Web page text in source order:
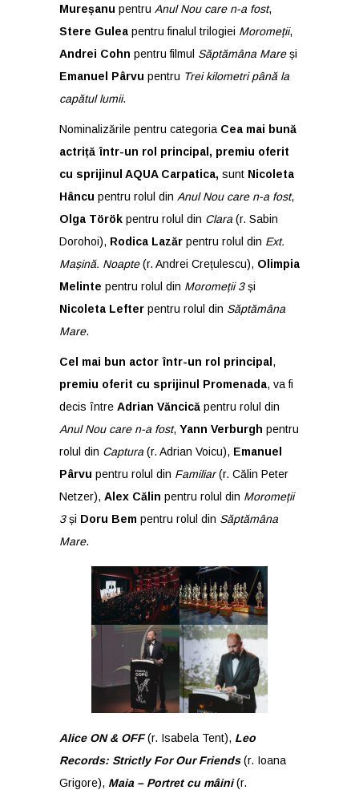
Mureșanu pentru Anul Nou care n-a fost,
Stere Gulea pentru finalul trilogiei Moromeții,
Andrei Cohn pentru filmul Săptămâna Mareși
Emanuel Pârvu pentru Trei kilometri până la
capătul lumii.
Nominalizările pentru categoria Cea mai bună
actriță într-un rol principal, premiu oferit
cu sprijinul AQUA Carpatica, sunt Nicoleta
Hâncu pentru rolul din Anul Nou care n-a fost,
Olga Török pentru rolul din Clara (r. Sabin
Dorohoi), Rodica Lazăr pentru rolul din Ext.
Mașină. Noapte(r. Andrei Crețulescu), Olimpia
Melinte pentru rolul din Moromeții 3și
Nicoleta Lefter pentru rolul din Săptămâna
Mare.
Cel mai bun actor într-un rol principal ,
premiu oferit cu sprijinul Promenada, va fi
decis între Adrian Văncică pentru rolul din
Anul Nou care n-a fost, Yann Verburgh pentru
rolul din Captura (r. Adrian Voicu), Emanuel
Pârvu pentru rolul din Familiar(r. Călin Peter
Netzer), Alex Călin pentru rolul din Moromeții
3și Doru Bem pentru rolul din Săptămâna
Mare.
Alice ON & OFF(r. Isabela Tent), Leo
Records: Strictly For Our Friends(r. Ioana
Grigore), Maia – Portret cu mâini(r.